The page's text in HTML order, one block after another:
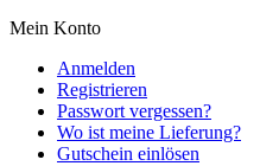
Mein Konto
Anmelden
Registrieren
Passwort vergessen?
Wo ist meine Lieferung?
Gutschein einlösen